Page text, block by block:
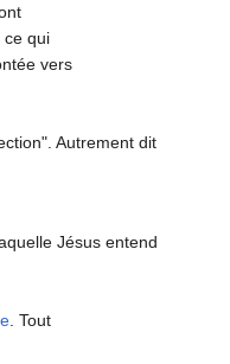
ce qui
vers
Autrement dit
Jésus entend
. Tout